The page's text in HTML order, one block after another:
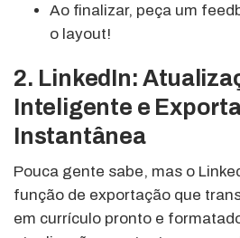
Ao finalizar, peça um
o layout!
2. LinkedIn:
Inteligente e
Instantânea
Pouca gente sabe, mas o
função de exportação que
em currículo pronto e